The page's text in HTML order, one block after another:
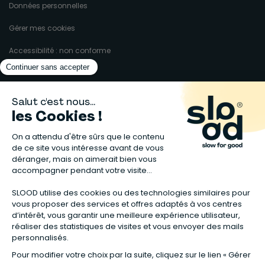
Données personnelles
Gérer mes cookies
Accessibilité : non conforme
Matelas naturels⋅Graines bio⋅ Lits bébés en bois⋅Déodorant bio⋅Sapin
en bois⋅Complement alimentaire naturel
Calendrier de l’Avent gourmand⋅Couche bio⋅Anti-nuisible⋅Poeles